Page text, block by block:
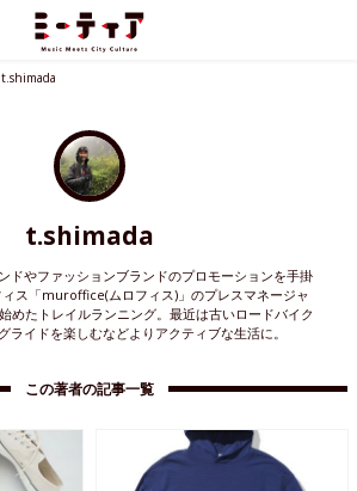
t.shimada
t.shimada
ドやファッションブランドのプロモーションを手掛
ス「muroffice(ムロフィス)」のプレスマネージャ
めたトレイルランニング。最近は古いロードバイク
ライドを楽しむなどよりアクティブな生活に。
この著者の記事一覧